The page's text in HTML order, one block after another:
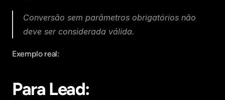
Conversão sem parâmetros obrigatórios não
deve ser considerada válida.
Exemplo real:
Para Lead: